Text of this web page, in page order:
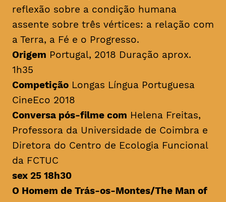
reflexão sobre a condição humana
assente sobre três vértices: a relação com
a Terra, a Fé e o Progresso.
Origem Portugal, 2018 Duração aprox.
1h35
CompetiçãoLongas Língua Portuguesa
CineEco 2018
Conversa pós-filme com Helena Freitas,
Professora da Universidade de Coimbra e
Diretora do Centro de Ecologia Funcional
da FCTUC
sex 25 18h30
O Homem de Trás-os-Montes/The Man of